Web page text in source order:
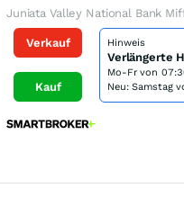
Juniata Valley National Bank
Verkauf
Kauf
Hinweis
Verlängerte
Mo-Fr von
Neu: Samstag